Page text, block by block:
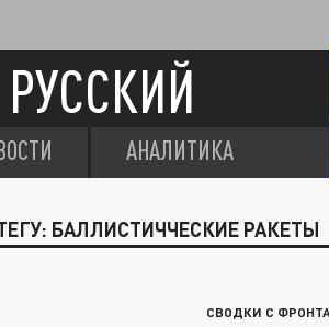
АНАЛИТИКА
БАЛЛИСТИЧЧЕСКИЕ РАКЕТЫ
СВОДКИ С ФРОНТА